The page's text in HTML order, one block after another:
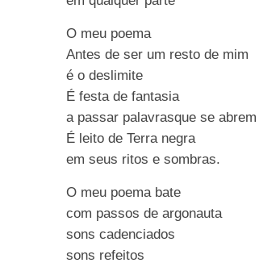
O meu poema
Antes de ser um resto de mim
é o deslimite
É festa de fantasia
a passar palavrasque se
É leito de Terra negra
em seus ritos e sombras.
O meu poema bate
com passos de argonauta
sons cadenciados
sons refeitos